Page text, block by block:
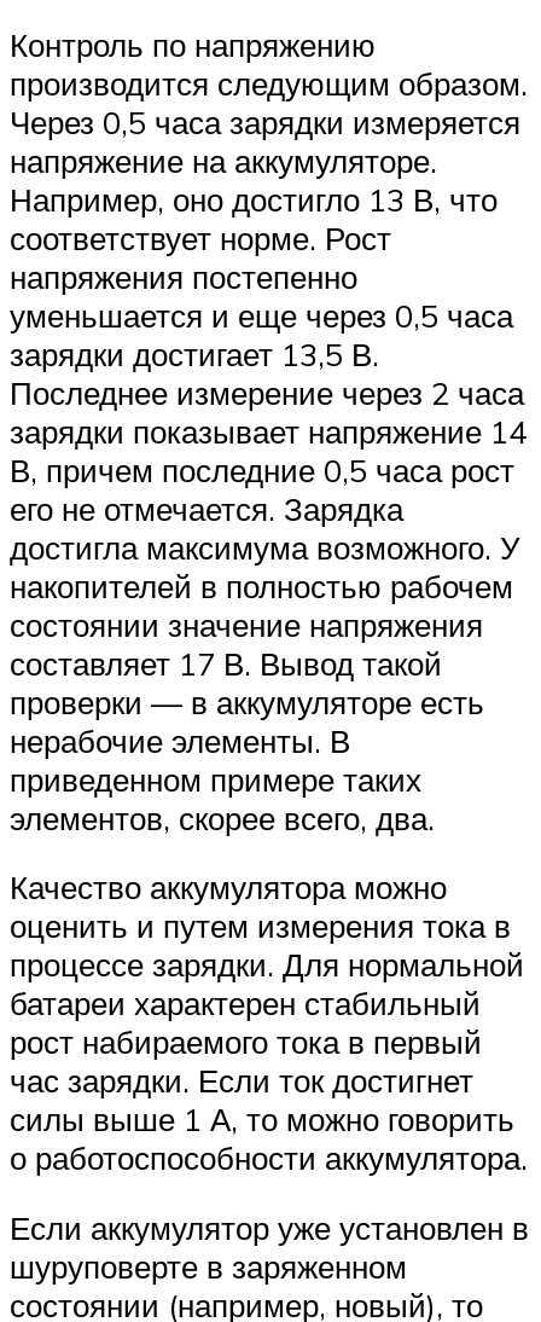
Контроль по напряжению
производится следующим образом.
Через 0,5 часа зарядки измеряется
напряжение на аккумуляторе.
Например, оно достигло 13 В, что
соответствует норме. Рост
напряжения постепенно
уменьшается и еще через 0,5 часа
зарядки достигает 13,5 В.
Последнее измерение через 2 часа
зарядки показывает напряжение 14
В, причем последние 0,5 часа рост
его не отмечается. Зарядка
достигла максимума возможного. У
накопителей в полностью рабочем
состоянии значение напряжения
составляет 17 В. Вывод такой
проверки — в аккумуляторе есть
нерабочие элементы. В
приведенном примере таких
элементов, скорее всего, два.
Качество аккумулятора можно
оценить и путем измерения тока в
процессе зарядки. Для нормальной
батареи характерен стабильный
рост набираемого тока в первый
час зарядки. Если ток достигнет
силы выше 1 А, то можно говорить
о работоспособности аккумулятора.
Если аккумулятор уже установлен в
шуруповерте в заряженном
состоянии (например, новый), то